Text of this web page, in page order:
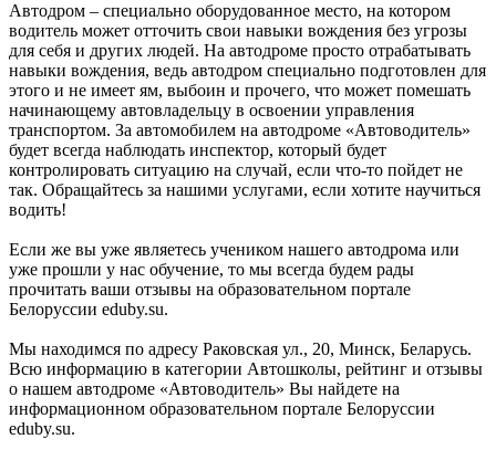
Автодром – специально оборудованное место, на котором
водитель может отточить свои навыки вождения без угрозы
для себя и других людей. На автодроме просто отрабатывать
навыки вождения, ведь автодром специально подготовлен для
этого и не имеет ям, выбоин и прочего, что может помешать
начинающему автовладельцу в освоении управления
транспортом. За автомобилем на автодроме «Автоводитель»
будет всегда наблюдать инспектор, который будет
контролировать ситуацию на случай, если что-то пойдет не
так. Обращайтесь за нашими услугами, если хотите научиться
водить!
Если же вы уже являетесь учеником нашего автодрома или
уже прошли у нас обучение, то мы всегда будем рады
прочитать ваши отзывы на образовательном портале
Белоруссии eduby.su.
Мы находимся по адресу Раковская ул., 20, Минск, Беларусь.
Всю информацию в категории Автошколы, рейтинг и отзывы
о нашем автодроме «Автоводитель» Вы найдете на
информационном образовательном портале Белоруссии
eduby.su.